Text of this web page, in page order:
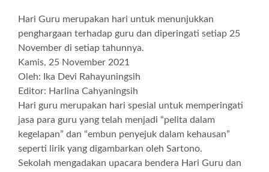
Hari Guru merupakan hari untuk menunjukkan
penghargaan terhadap guru dan diperingati setiap 25
November di setiap tahunnya.
Kamis, 25 November 2021
Oleh: Ika Devi Rahayuningsih
Editor: Harlina Cahyaningsih
Hari guru merupakan hari spesial untuk memperingati
jasa para guru yang telah menjadi “pelita dalam
kegelapan” dan “embun penyejuk dalam kehausan”
seperti lirik yang digambarkan oleh Sartono.
Sekolah mengadakan upacara bendera Hari Guru dan